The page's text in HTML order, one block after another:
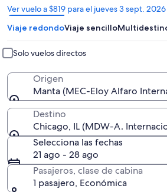
Ver vuelo a $819 para el jueves 3 sept. 2026
Se
abrirá
en
una
nueva
ventana
Viaje redondoViaje sencillo
Solo vuelos directos
Origen
Manta (MEC-Eloy Alfaro
Destino
Chicago, IL (MDW-A.
Selecciona las fechas
21 ago - 28 ago
Pasajeros, clase de cabina
1 pasajero, Económica